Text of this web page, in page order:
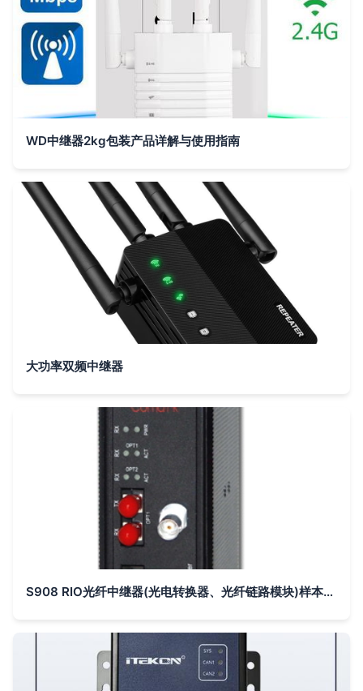
WD中继器2kg包装产品详解与使用指南
大功率双频中继器
S908 RIO光纤中继器(光电转换器、光纤链路模块)样本及产品图片-机电商情网电子样本库